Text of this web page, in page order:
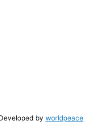
by worldpeace